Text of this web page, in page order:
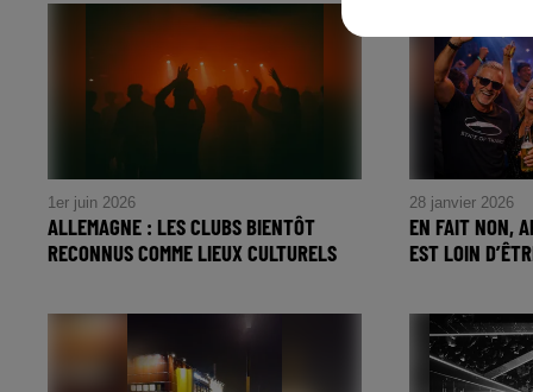
1er juin 2026
ALLEMAGNE : LES CLUBS BIENTÔT
RECONNUS COMME LIEUX CULTURELS
28 janvier 2026
EN FAIT NON,
EST LOIN